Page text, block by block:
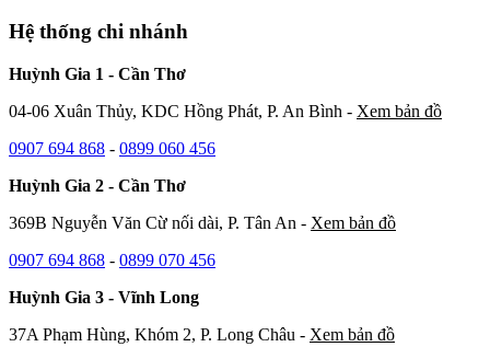
Hệ thống chi nhánh
Huỳnh Gia 1 - Cần Thơ
04-06 Xuân Thủy, KDC Hồng Phát, P. An Bình - Xem bản đồ
0907 694 868 - 0899 060 456
Huỳnh Gia 2 - Cần Thơ
369B Nguyễn Văn Cừ nối dài, P. Tân An - Xem bản đồ
0907 694 868 - 0899 070 456
Huỳnh Gia 3 - Vĩnh Long
37A Phạm Hùng, Khóm 2, P. Long Châu - Xem bản đồ